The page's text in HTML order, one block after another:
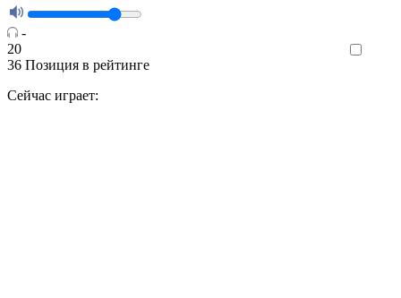
-
20
36 Позиция в рейтинге
Сейчас играет: